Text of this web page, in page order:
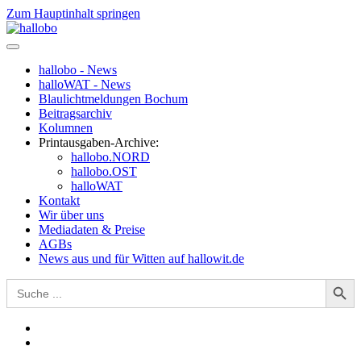
Zum Hauptinhalt springen
hallobo - News
halloWAT - News
Blaulichtmeldungen Bochum
Beitragsarchiv
Kolumnen
Printausgaben-Archive:
hallobo.NORD
hallobo.OST
halloWAT
Kontakt
Wir über uns
Mediadaten & Preise
AGBs
News aus und für Witten auf hallowit.de
Search
for:
Search Button